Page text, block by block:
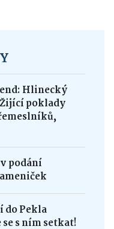
Hlinecký
poklady
podání
do Pekla
s ním setkat!